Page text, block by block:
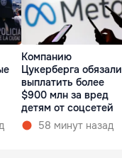
Компанию
Цукерберга обязали
выплатить более
$900 млн за вред
детям от соцсетей
58 минут назад